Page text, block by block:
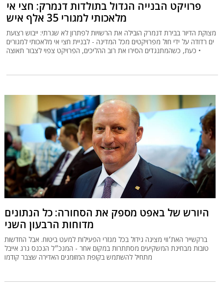
פרויקט הבנייה הגדול בתולדות דנמרק: חצי אי
מלאכותי למגורי 35 אלף איש
מצוקת הדיור בבירת דנמרק הובילה את הרשויות לפתרון לא שגרתי: ייבוש רצועת
ים רדודה על ידי חול מפרויקטים מכל המדינה - לבניית חצי אי מלאכותי למגורים
• כעת, כשהמתנגדים הסירו את רוב ההליכים, הפרויקט צפוי לצבור תאוצה
היורש של באפט מספק את הסחורה: כל הנתונים
מדוחות הרבעון השני
ברקשייר האת׳ווי מציגה גידול בכל מגזרי הפעילות למעט ביטוח. אבל החדשות
טובות מבחינת המשקיעים מסתתרות במקום אחר - המנכ״ל הנכנס גרג אייבל
מתחיל להשתמש בקופת המזומנים האדירה שצבר קודמו